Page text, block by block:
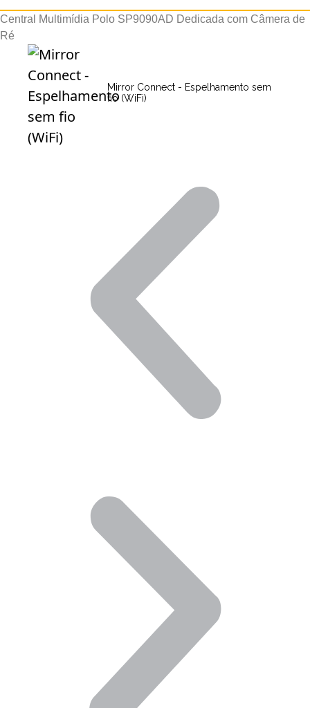
Central Multimídia Polo SP9090AD Dedicada com Câmera de
Ré
Mirror Connect - Espelhamento sem
fio (WiFi)